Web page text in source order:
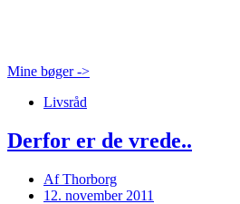
Mine bøger ->
Livsråd
Derfor er de vrede..
AfThorborg
12. november 2011